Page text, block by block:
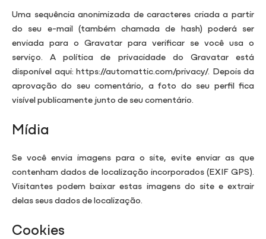
Uma sequência anonimizada de caracteres criada a partir
do seu e-mail (também chamada de hash) poderá ser
enviada para o Gravatar para verificar se você usa o
serviço. A política de privacidade do Gravatar está
disponível aqui: https://automattic.com/privacy/. Depois da
aprovação do seu comentário, a foto do seu perfil fica
visível publicamente junto de seu comentário.
Mídia
Se você envia imagens para o site, evite enviar as que
contenham dados de localização incorporados (EXIF GPS).
Visitantes podem baixar estas imagens do site e extrair
delas seus dados de localização.
Cookies